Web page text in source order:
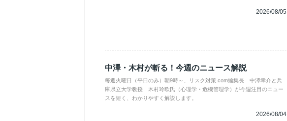
2026/08/05
中澤・木村が斬る！今週のニュース解説
毎週火曜日（平日のみ）朝9時～、リスク対策.com編集長 中澤幸介と兵
庫県立大学教授 木村玲欧氏（心理学・危機管理学）が今週注目のニュー
スを短く、わかりやすく解説します。
2026/08/04